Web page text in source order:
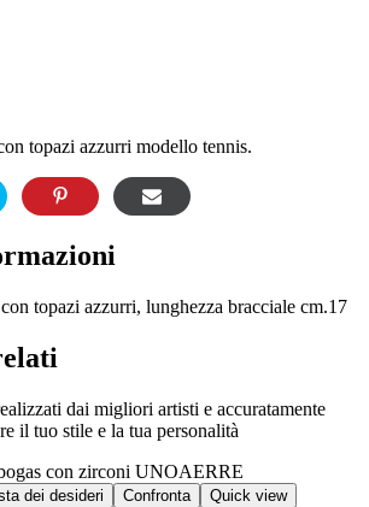
topazi azzurri modello tennis.
topazi azzurri, lunghezza bracciale cm.17
dai migliori artisti e accuratamente
il tuo stile e la tua personalità
dei desideri Confronta Quick view